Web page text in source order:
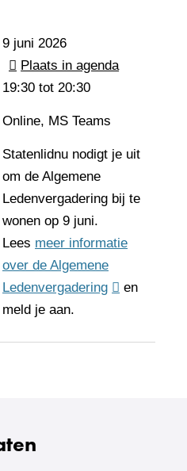
9 juni 2026
Plaats in agenda
19:30 tot 20:30
Online, MS Teams
Statenlidnu nodigt je uit
om de Algemene
Ledenvergadering bij te
wonen op 9 juni.
Lees meer informatie
over de Algemene
Ledenvergadering(verwijst
en
meld je aan.